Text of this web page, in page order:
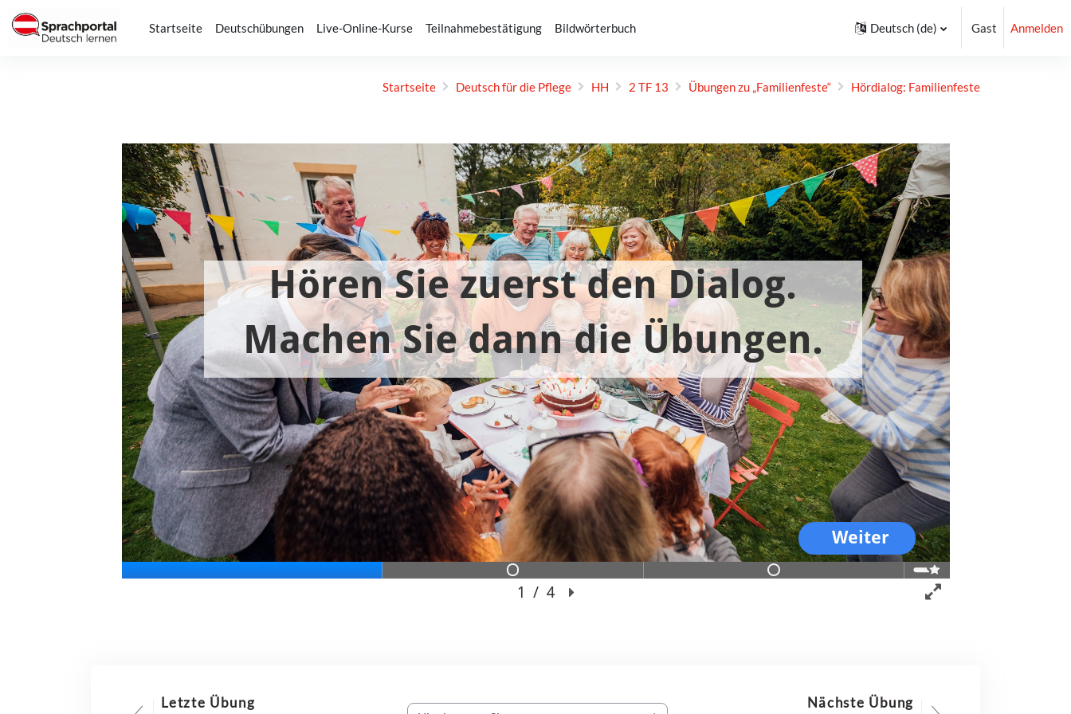
Startseite
Deutschübungen Live-Online-Kurse Teilnahmebestätigung Bildwörterbuch Deutsch ‎(de)‎ Gast Anmelden
Startseite Deutsch für die Pflege HH 2 TF 13 Übungen zu „Familien­feste“ Hördialog: Familienfeste
Letzte Übung Nächste Übung